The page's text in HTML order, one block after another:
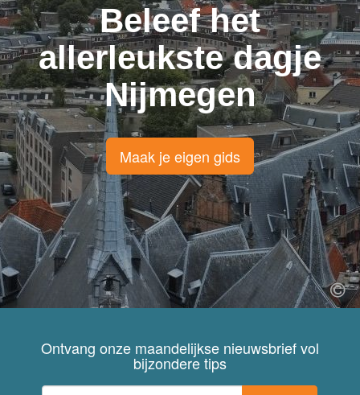
Beleef het
allerleukste dagje
Nijmegen
Maak je eigen gids
Ontvang onze maandelijkse nieuwsbrief vol
bijzondere tips